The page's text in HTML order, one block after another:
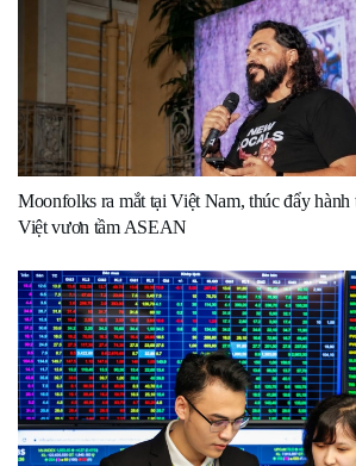
Moonfolks ra mắt tại Việt Nam, thúc đẩy hành
Việt vươn tầm ASEAN